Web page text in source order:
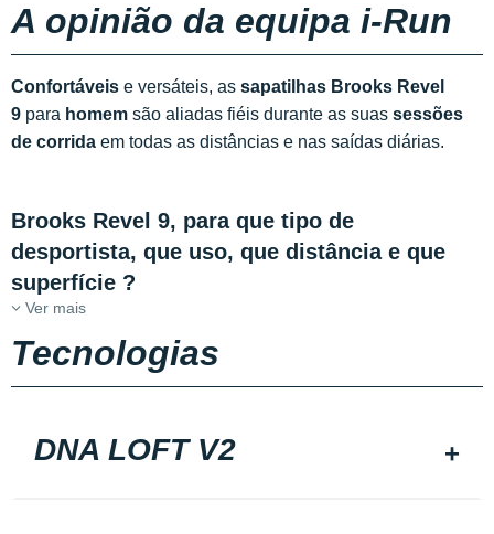
A opinião da equipa i-Run
Confortáveis e versáteis, as sapatilhas Brooks Revel
9 para homem são aliadas fiéis durante as suas sessões
de corrida em todas as distâncias e nas saídas diárias.
Brooks Revel 9, para que tipo de
desportista, que uso, que distância e que
superfície ?
Ver mais
Tecnologias
DNA LOFT V2